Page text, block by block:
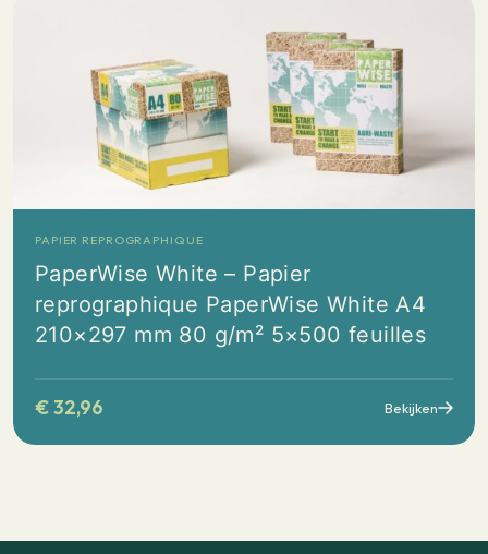
PAPIER REPROGRAPHIQUE
PaperWise White – Papier
reprographique PaperWise White A4
210×297 mm 80 g/m² 5×500 feuilles
€32,96 Bekijken